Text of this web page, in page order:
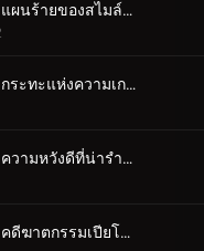
ตอนที่ 1054 แผนร้ายของสไมล์วิลเลจ
ตอนที่ 1055 กระทะแห่งความเกลียดชัง
ตอนที่ 1056 ความหวังดีที่น่ารำคาญ
ตอนที่ 1057 คดีฆาตกรรมเปียโนโซนาต้า "แสงจันทร์" (ตอนแรก)